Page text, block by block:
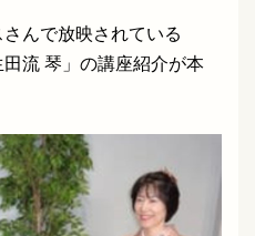
んで放映されている
流 琴」の講座紹介が本